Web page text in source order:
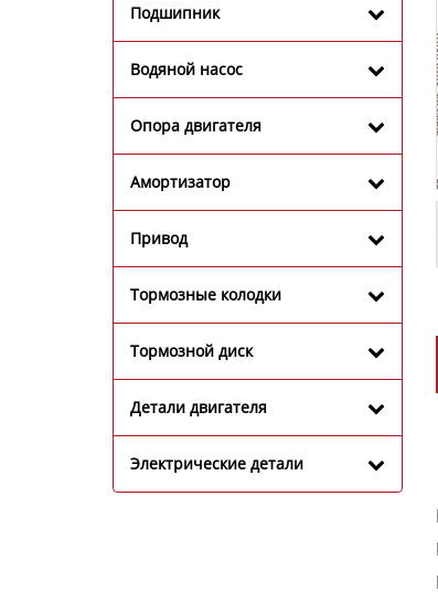
Подшипник
Водяной насос
Опора двигателя
Амортизатор
Привод
Тормозные колодки
Тормозной диск
Детали двигателя
Электрические детали